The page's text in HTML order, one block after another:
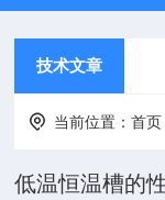
技术文章
当前位置：首页
低温恒温槽的